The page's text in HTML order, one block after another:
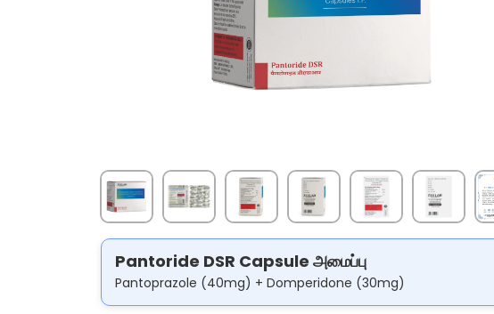
Pantoride DSR Capsule அமைப்பு
Pantoprazole (40mg) + Domperidone (30mg)